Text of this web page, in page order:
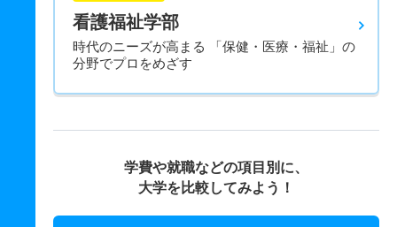
看護福祉学部
時代のニーズが高まる 「保健・医療・福祉」の
分野でプロをめざす
学費や就職などの項目別に、
大学を比較してみよう！